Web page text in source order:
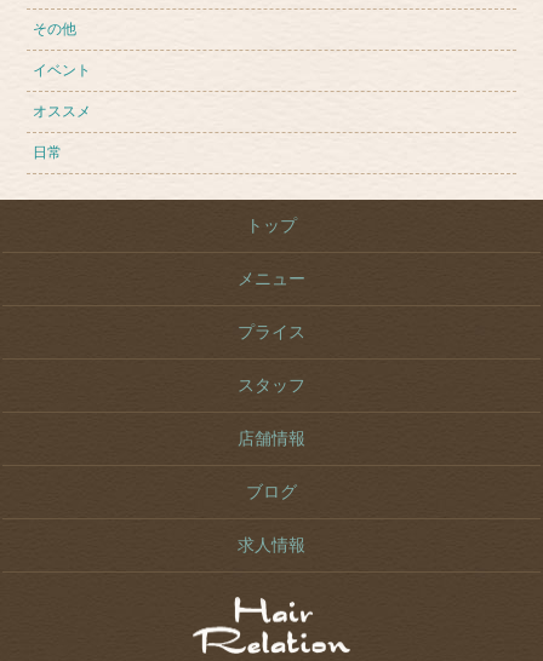
その他
イベント
オススメ
日常
トップ
メニュー
プライス
スタッフ
店舗情報
ブログ
求人情報